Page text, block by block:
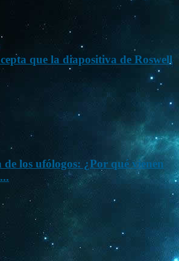
que la diapositiva de Roswell
los ufólogos: ¿Por qué vienen